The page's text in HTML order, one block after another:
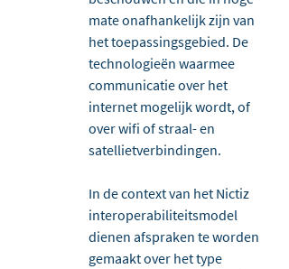
mate onafhankelijk zijn van
het toepassingsgebied. De
technologieën waarmee
communicatie over het
internet mogelijk wordt, of
over wifi of straal- en
satellietverbindingen.
In de context van het Nictiz
interoperabiliteitsmodel
dienen afspraken te worden
gemaakt over het type